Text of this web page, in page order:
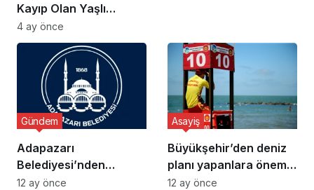
Kayıp Olan Yaşlı
Adamın Cansız Bedeni
Bulundu
4 ay önce
Adapazarı
Belediyesi’nden
Dolandırıcılık Uyarısı
Gündem
12 ay önce
Büyükşehir’den deniz
planı yapanlara önemli
uyarı
Asayiş
12 ay önce